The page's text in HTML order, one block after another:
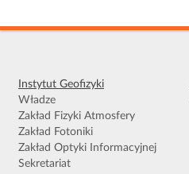
Instytut Geofizyki
Władze
Zakład Fizyki Atmosfery
Zakład Fotoniki
Zakład Optyki Informacyjnej
Sekretariat